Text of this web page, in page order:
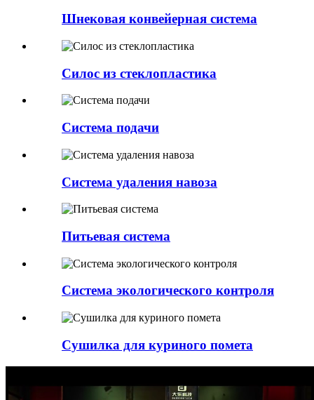
Шнековая конвейерная система
Силос из стеклопластика
Система подачи
Система удаления навоза
Питьевая система
Система экологического контроля
Сушилка для куриного помета